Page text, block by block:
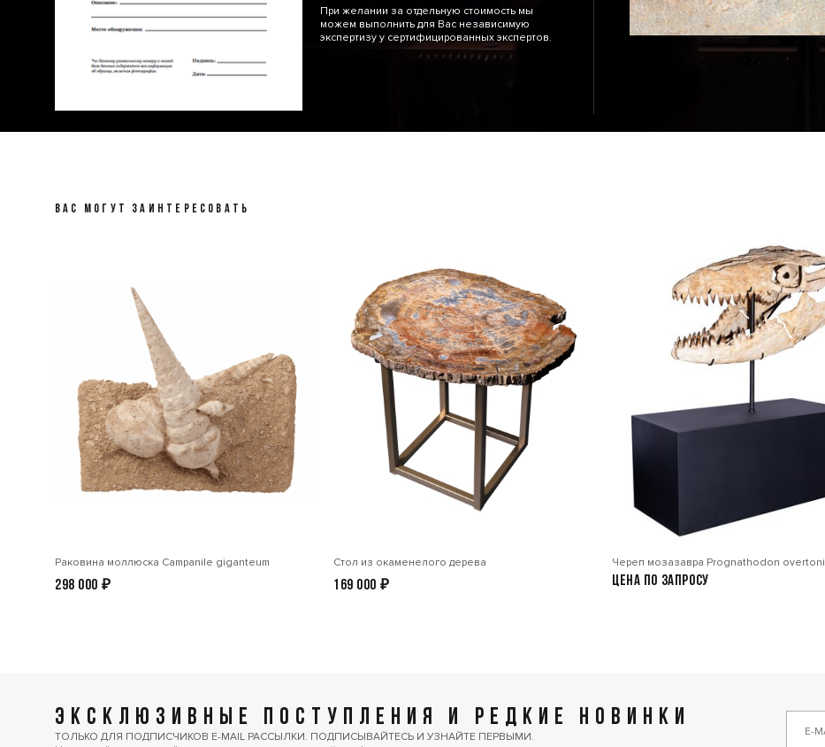
При желании за отдельную стоимость мы
можем выполнить для Вас независимую
экспертизу у сертифицированных экспертов.
ВАС МОГУТ ЗАИНТЕРЕСОВАТЬ
Раковина моллюска Сampanile giganteum
298 000 ₽
Стол из окаменелого дерева
169 000 ₽
Череп мозазавра Prognathodon overtoni
Цена по запросу
ЭКСКЛЮЗИВНЫЕ ПОСТУПЛЕНИЯ И РЕДКИЕ НОВИНКИ
ТОЛЬКО ДЛЯ ПОДПИСЧИКОВ E-MAIL РАССЫЛКИ. ПОДПИСЫВАЙТЕСЬ И УЗНАЙТЕ ПЕРВЫМИ.